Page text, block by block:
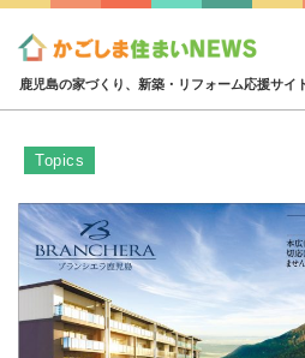
鹿児島の家づくり、新築・リフォーム応援サイ
全138戸
Topics